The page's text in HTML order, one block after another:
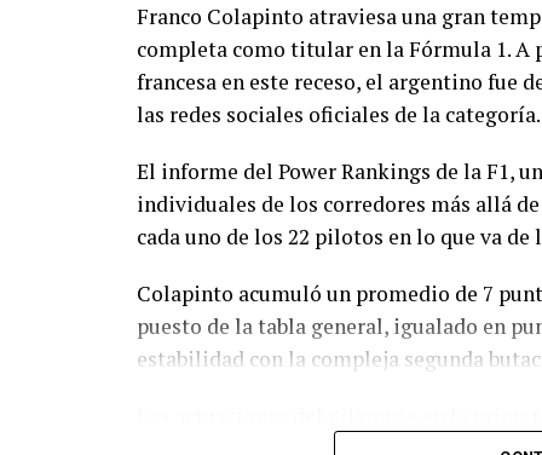
Franco Colapinto atraviesa una gran
completa como titular en la Fórmula 1. A
francesa en este receso, el argentino fue
las redes sociales oficiales de la categoría.
El informe del Power Rankings de la F1,
individuales de los corredores más allá
cada uno de los 22 pilotos en lo que va
Colapinto acumuló un promedio de 7
puesto de la tabla general, igualado en
estabilidad con la compleja segunda
logró sumar puntos en seis de las once